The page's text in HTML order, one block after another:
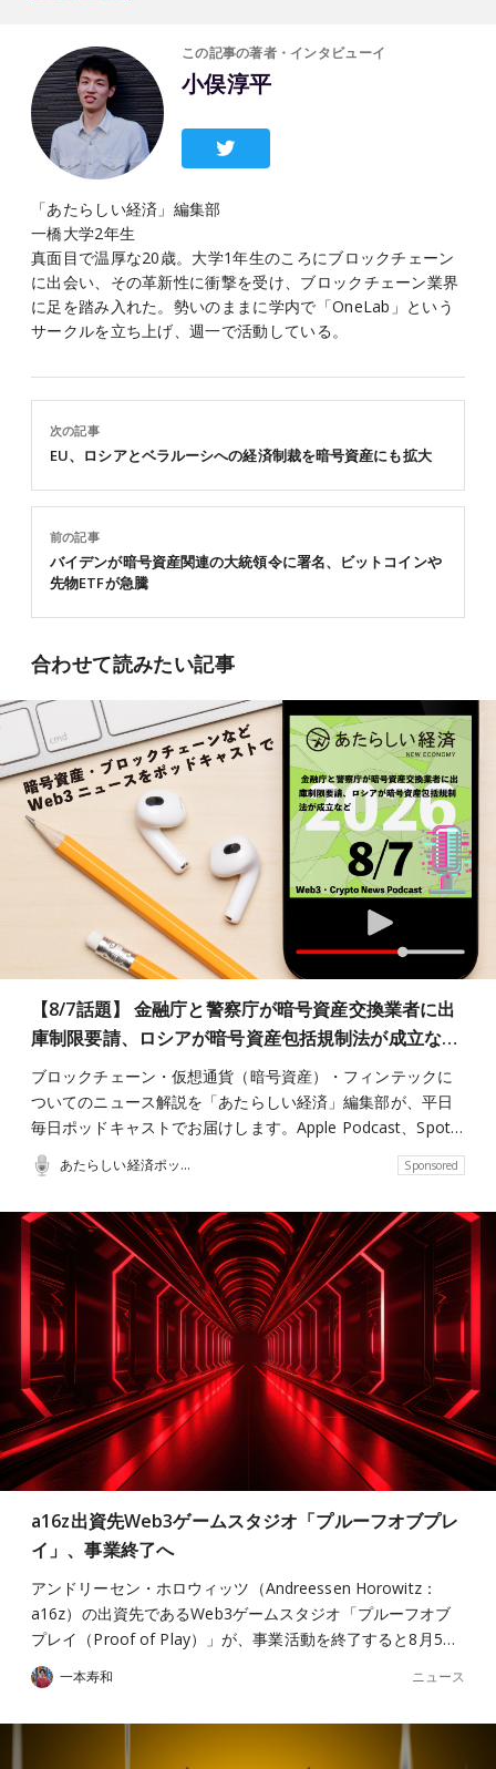
この記事の著者・インタビューイ
小俣淳平
「あたらしい経済」編集部
一橋大学2年生
真面目で温厚な20歳。大学1年生のころにブロックチェーン
に出会い、その革新性に衝撃を受け、ブロックチェーン業界
に足を踏み入れた。勢いのままに学内で「OneLab」という
サークルを立ち上げ、週一で活動している。
前の記事
バイデンが暗号資産関連の大統領令に署名、ビットコインや
先物ETFが急騰
次の記事
EU、ロシアとベラルーシへの経済制裁を暗号資産にも拡大
合わせて読みたい記事
【8/7話題】 金融庁と警察庁が暗号資産交換業者に出
庫制限要請、ロシアが暗号資産包括規制法が成立な…
ブロックチェーン・仮想通貨（暗号資産）・フィンテックに
ついてのニュース解説を「あたらしい経済」編集部が、平日
毎日ポッドキャストでお届けします。Apple Podcast、Spot…
あたらしい経済ポッドキャスト Sponsored
a16z出資先Web3ゲームスタジオ「プルーフオブプレ
イ」、事業終了へ
アンドリーセン・ホロウィッツ（Andreessen Horowitz：
a16z）の出資先であるWeb3ゲームスタジオ「プルーフオブ
プレイ（Proof of Play）」が、事業活動を終了すると8月5…
一本寿和 ニュース